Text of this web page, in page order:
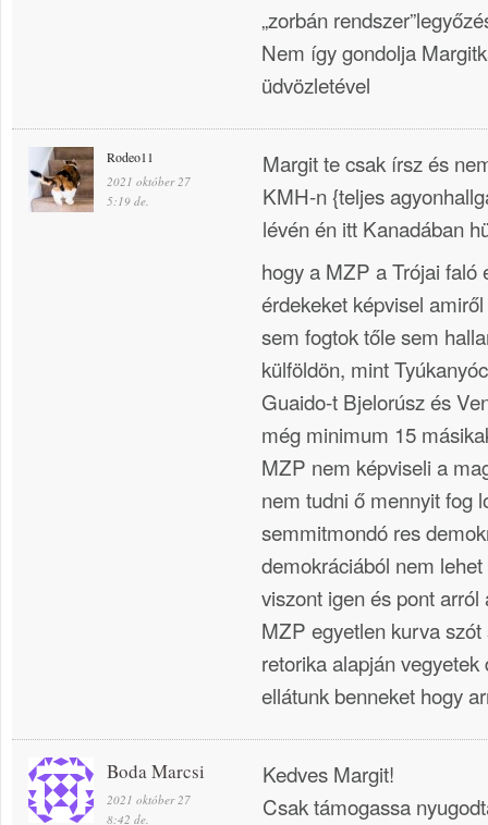
„zorbán
Nem így gondolja
üdvözletével
Rodeo11
2021 október 27
5:19 de.
Margit te csak írsz és
KMH-n {teljes
lévén én itt Kanadában
hogy a MZP a Trójai faló
érdekeket képvisel
sem fogtok tőle sem
külföldön, mint
Guaido-t Bjelorúsz és
még minimum 15
MZP nem képviseli a
nem tudni ő mennyit fog
semmitmondó res
demokráciából nem
viszont igen és pont
MZP egyetlen kurva
retorika alapján
ellátunk benneket hogy
Boda Marcsi
2021 október 27
8:42 de.
Kedves Margit!
Csak támogassa